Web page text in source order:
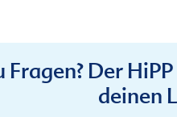
Fragen? Der
deinen